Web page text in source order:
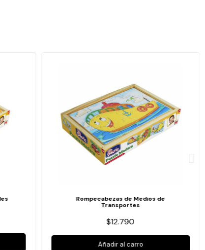
Rompecabezas de Medios de
Transportes
$12.790
Añadir al carro